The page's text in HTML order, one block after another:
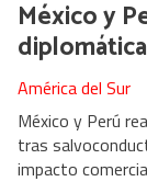
México y
América del Sur
México y Perú
tras
impacto